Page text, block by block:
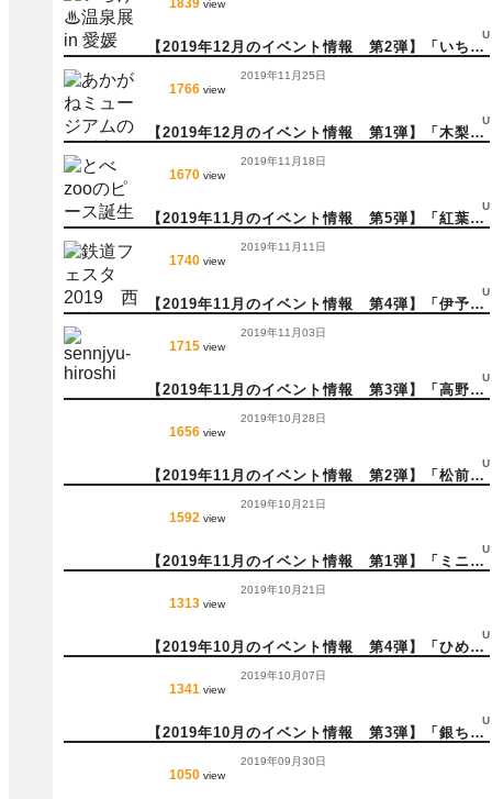
view
【2019年12月のイベント情報 第2弾】「いちげ
U
1766 view
2019年11月25日
【2019年12月のイベント情報 第1弾】「木梨憲
他 多数
U
1670 view
2019年11月18日
【2019年11月のイベント情報 第5弾】「紅葉の
U
1740 view
2019年11月11日
【2019年11月のイベント情報 第4弾】「伊予西
U
1715 view
2019年11月03日
【2019年11月のイベント情報 第3弾】「高野山
他 多数
U
1656 view
2019年10月28日
【2019年11月のイベント情報 第2弾】「松前町
U
1592 view
2019年10月21日
【2019年11月のイベント情報 第1弾】「ミニオ
U
1313 view
2019年10月21日
【2019年10月のイベント情報 第4弾】「ひめ博
U
1341 view
2019年10月07日
【2019年10月のイベント情報 第3弾】「銀ちゃ
U
1050 view
2019年09月30日